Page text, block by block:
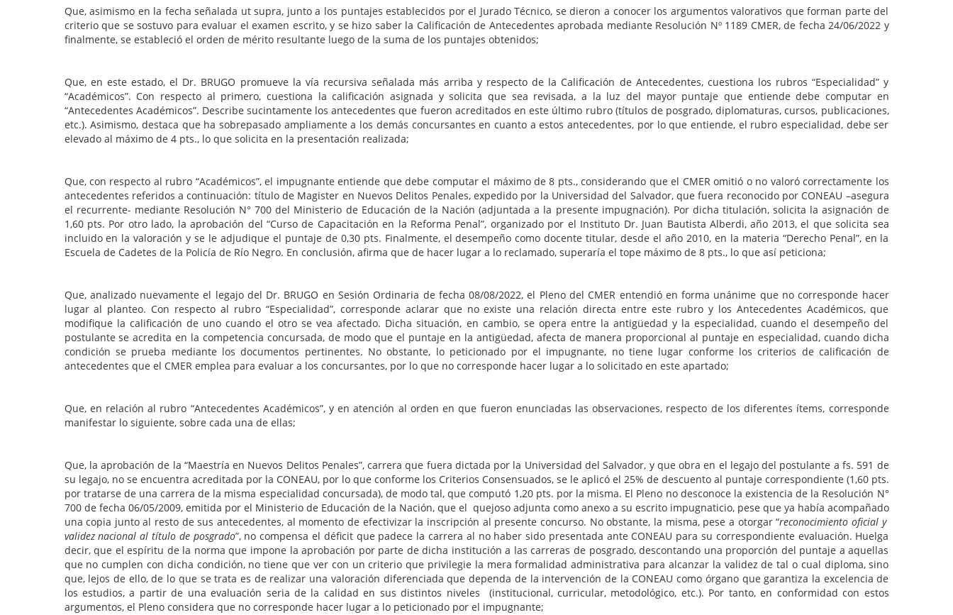
Que, asimismo en la fecha señalada ut supra, junto a los puntajes establecidos por el Jurado Técnico, se dieron a conocer los argumentos valorativos que forman parte del
criterio que se sostuvo para evaluar el examen escrito, y se hizo saber la Calificación de Antecedentes aprobada mediante Resolución Nº 1189 CMER, de fecha 24/06/2022 y
finalmente, se estableció el orden de mérito resultante luego de la suma de los puntajes obtenidos;
Que, en este estado, el Dr. BRUGO promueve la vía recursiva señalada más arriba y respecto de la Calificación de Antecedentes, cuestiona los rubros “Especialidad” y
“Académicos”. Con respecto al primero, cuestiona la calificación asignada y solicita que sea revisada, a la luz del mayor puntaje que entiende debe computar en
“Antecedentes Académicos”. Describe sucintamente los antecedentes que fueron acreditados en este último rubro (títulos de posgrado, diplomaturas, cursos, publicaciones,
etc.). Asimismo, destaca que ha sobrepasado ampliamente a los demás concursantes en cuanto a estos antecedentes, por lo que entiende, el rubro especialidad, debe ser
elevado al máximo de 4 pts., lo que solicita en la presentación realizada;
Que, con respecto al rubro “Académicos”, el impugnante entiende que debe computar el máximo de 8 pts., considerando que el CMER omitió o no valoró correctamente los
antecedentes referidos a continuación: título de Magister en Nuevos Delitos Penales, expedido por la Universidad del Salvador, que fuera reconocido por CONEAU –asegura
el recurrente- mediante Resolución N° 700 del Ministerio de Educación de la Nación (adjuntada a la presente impugnación). Por dicha titulación, solicita la asignación de
1,60 pts. Por otro lado, la aprobación del “Curso de Capacitación en la Reforma Penal”, organizado por el Instituto Dr. Juan Bautista Alberdi, año 2013, el que solicita sea
incluido en la valoración y se le adjudique el puntaje de 0,30 pts. Finalmente, el desempeño como docente titular, desde el año 2010, en la materia “Derecho Penal”, en la
Escuela de Cadetes de la Policía de Río Negro. En conclusión, afirma que de hacer lugar a lo reclamado, superaría el tope máximo de 8 pts., lo que así peticiona;
Que, analizado nuevamente el legajo del Dr. BRUGO en Sesión Ordinaria de fecha 08/08/2022, el Pleno del CMER entendió en forma unánime que no corresponde hacer
lugar al planteo. Con respecto al rubro “Especialidad”, corresponde aclarar que no existe una relación directa entre este rubro y los Antecedentes Académicos, que
modifique la calificación de uno cuando el otro se vea afectado. Dicha situación, en cambio, se opera entre la antigüedad y la especialidad, cuando el desempeño del
postulante se acredita en la competencia concursada, de modo que el puntaje en la antigüedad, afecta de manera proporcional al puntaje en especialidad, cuando dicha
condición se prueba mediante los documentos pertinentes. No obstante, lo peticionado por el impugnante, no tiene lugar conforme los criterios de calificación de
antecedentes que el CMER emplea para evaluar a los concursantes, por lo que no corresponde hacer lugar a lo solicitado en este apartado;
Que, en relación al rubro “Antecedentes Académicos”, y en atención al orden en que fueron enunciadas las observaciones, respecto de los diferentes ítems, corresponde
manifestar lo siguiente, sobre cada una de ellas;
Que, la aprobación de la “Maestría en Nuevos Delitos Penales”, carrera que fuera dictada por la Universidad del Salvador, y que obra en el legajo del postulante a fs. 591 de
su legajo, no se encuentra acreditada por la CONEAU, por lo que conforme los Criterios Consensuados, se le aplicó el 25% de descuento al puntaje correspondiente (1,60 pts.
por tratarse de una carrera de la misma especialidad concursada), de modo tal, que computó 1,20 pts. por la misma. El Pleno no desconoce la existencia de la Resolución N°
700 de fecha 06/05/2009, emitida por el Ministerio de Educación de la Nación, que el quejoso adjunta como anexo a su escrito impugnaticio, pese que ya había acompañado
una copia junto al resto de sus antecedentes, al momento de efectivizar la inscripción al presente concurso. No obstante, la misma, pese a otorgar “reconocimiento oficial y
validez nacional al título de posgrado”, no compensa el déficit que padece la carrera al no haber sido presentada ante CONEAU para su correspondiente evaluación. Huelga
decir, que el espíritu de la norma que impone la aprobación por parte de dicha institución a las carreras de posgrado, descontando una proporción del puntaje a aquellas
que no cumplen con dicha condición, no tiene que ver con un criterio que privilegie la mera formalidad administrativa para alcanzar la validez de tal o cual diploma, sino
que, lejos de ello, de lo que se trata es de realizar una valoración diferenciada que dependa de la intervención de la CONEAU como órgano que garantiza la excelencia de
los estudios, a partir de una evaluación seria de la calidad en sus distintos niveles (institucional, curricular, metodológico, etc.). Por tanto, en conformidad con estos
argumentos, el Pleno considera que no corresponde hacer lugar a lo peticionado por el impugnante;